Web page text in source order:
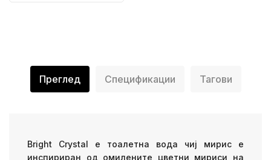
Преглед Спецификации Тагови
Bright Crystal е тоалетна вода чиј мирис е
инспириран од омилените цветни мириси на